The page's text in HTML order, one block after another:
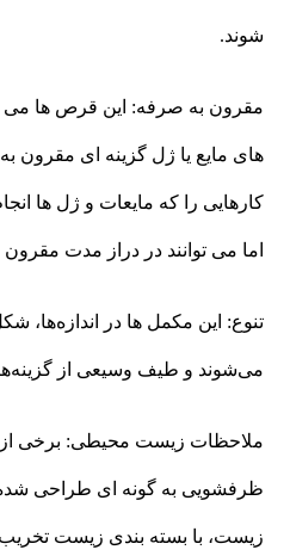
شوند.
مقرون به صرفه: این قرص ها می
های مایع یا ژل گزینه ای مقرون
کارهایی را که مایعات و ژل ها
اما می توانند در دراز مدت
تنوع: این مکمل ها در اندازه‌ها،
می‌شوند و طیف وسیعی از گزینه‌ها
ملاحظات زیست محیطی: برخی
ظرفشویی به گونه ای طراحی شده
زیست، با بسته بندی زیست تخریب